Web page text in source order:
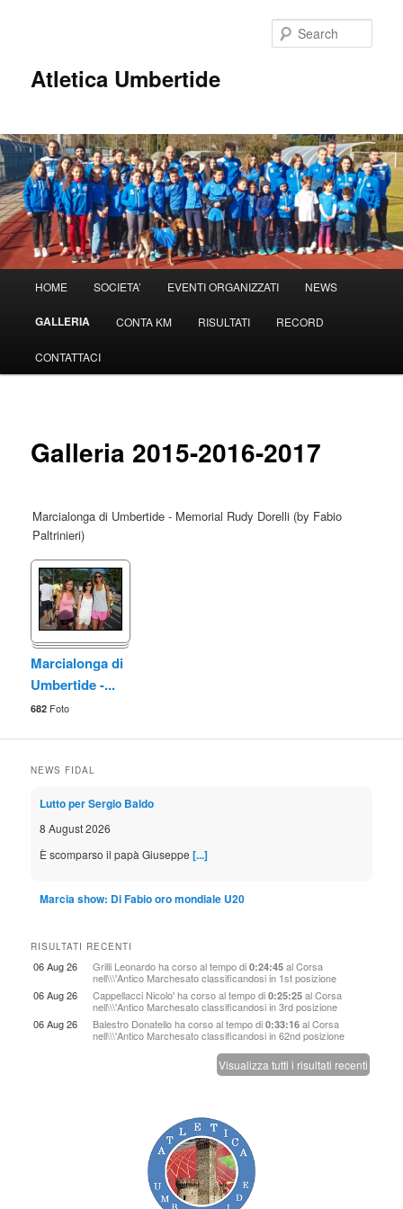
Atletica Umbertide
Skip
to
primary
HOME SOCIETA’ EVENTI ORGANIZZATI NEWS
GALLERIA CONTA KM RISULTATI RECORD
CONTATTACI
Galleria 2015-2016-2017
Marcialonga di Umbertide - Memorial Rudy Dorelli (by Fabio
Paltrinieri)
Marcialonga di
Umbertide -...
682 Foto
NEWS FIDAL
Lutto per Sergio Baldo
8 August 2026
È scomparso il papà Giuseppe[...]
Marcia show: Di Fabio oro mondiale U20
Primo successo in 21 edizioni: era l'unico evento in cui il tacco-e-
punta italiano non aveva mai trionfato. Capolavoro della giovane
abruzzese ne[...]
Birmingham: le bio dei 130 azzurri agli Europei
DOWNLOAD PDF - Nome per nome, la guida con le informazioni,
Come corrono le azzurrine: Castellani 22.99
L'Italia al femminile è in finale anche nei 200 con il record italiano
RISULTATI RECENTI
06 Aug 26 Grilli Leonardoha corso al tempo di0:24:45 alCorsa
nell\\\'Antico Marchesatoclassificandosi in 1st posizione
06 Aug 26
Cappellacci Nicolo'ha corso al tempo di0:25:25 alCorsa
nell\\\'Antico Marchesatoclassificandosi in 3rd posizione
06 Aug 26
Balestro Donatelloha corso al tempo di0:33:16 alCorsa
nell\\\'Antico Marchesatoclassificandosi in 62nd posizione
Visualizza tutti i risultati recenti